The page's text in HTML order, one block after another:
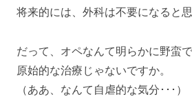
将来的には、外科は不要になると思
だって、オペなんて明らかに野蛮で
原始的な治療じゃないですか。
（ああ、なんて自虐的な気分･･･）